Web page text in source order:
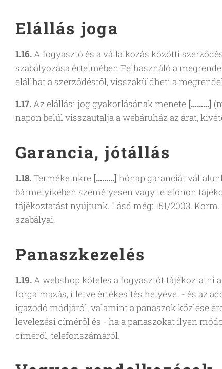
Elállás joga
1.16.A fogyasztó és a vállalkozás közötti
szabályozása értelmében Felhasználó a
elállhat a szerződéstől, visszaküldheti a
1.17.Az elállási jog gyakorlásának menete [………]
napon belül visszautalja a webáruház az árat,
Garancia, jótállás
1.18.Termékeinkre [………] hónap garanciát
bármelyikében személyesen vagy telefonon
tájékoztatást nyújtunk. Lásd még: 151/2003.
szabályai.
Panaszkezelés
1.19.A webshop köteles a fogyasztót tájékoztatni
forgalmazás, illetve értékesítés helyével - és az
igazodó módjáról, valamint a panaszok közlése
levelezési címéről és - ha a panaszokat ilyen
címéről, telefonszámáról.